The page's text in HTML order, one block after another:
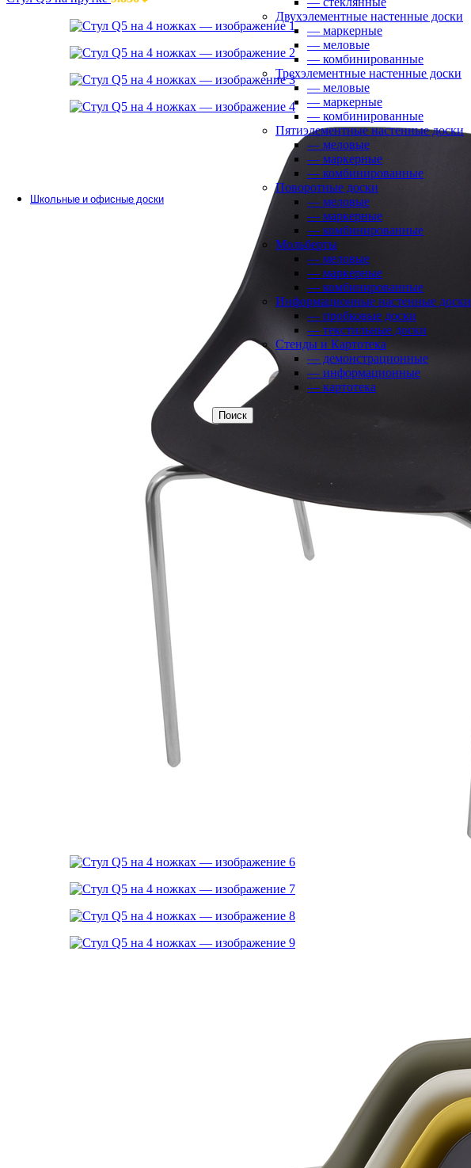
Двухэлементные настенные доски
— маркерные
— меловые
— комбинированные
Трехэлементные настенные доски
— меловые
— маркерные
— комбинированные
Пятиэлементные настенные доски
— меловые
— маркерные
— комбинированные
Поворотные доски
— меловые
— маркерные
— комбинированные
Мольберты
— меловые
— маркерные
— комбинированные
Информационные настенные доски
— пробковые доски
— текстильные доски
Стенды и Картотека
— демонстрационные
— информационные
— картотека
Поиск
Аксессуары
• мягкие сиденья
• крючки для сцепки
Школьные и офисные доски
Одноэлементные настенные доски
Двухэлементные настенные доски
• комбинированные
Трехэлементные настенные доски
• маркерные
• комбинированные
Пятиэлементные настенные доски
• маркерные
• комбинированные
Поворотные доски
• комбинированные
Информационные доски
• пробковые
• текстильные